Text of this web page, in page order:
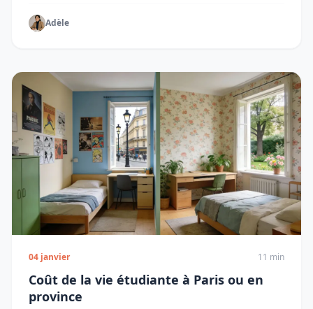
Adèle
04 janvier 11 min
Coût de la vie étudiante à Paris ou en
province